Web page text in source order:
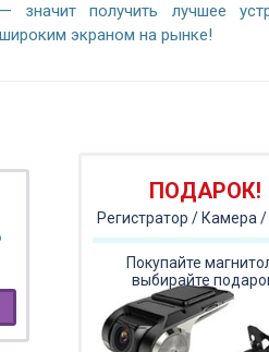
— значит получить лучшее
широким экраном на рынке!
ПОДАРОК!
Регистратор / Камера /
Покупайте
выбирайте